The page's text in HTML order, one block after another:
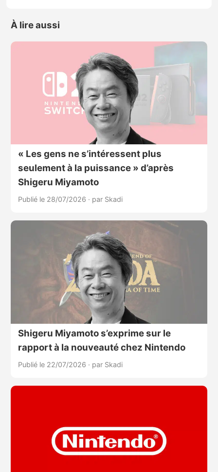
À lire aussi
« Les gens ne s’intéressent plus
seulement à la puissance » d’après
Shigeru Miyamoto
Publié le 28/07/2026 · par Skadi
Shigeru Miyamoto s’exprime sur le
rapport à la nouveauté chez Nintendo
Publié le 22/07/2026 · par Skadi